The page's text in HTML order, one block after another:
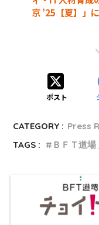
京 ’25【夏】」
ポスト
CATEGORY : Press
TAGS :
ＢＦＴ道場